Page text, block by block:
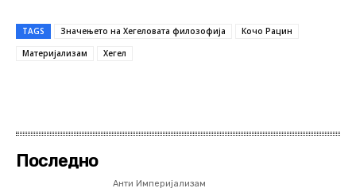
TAGS Значењето на Хегеловата филозофија
Кочо Рацин
Материјализам
Хегел
Последно
Анти Империјализам